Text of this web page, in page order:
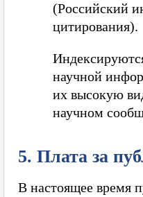
(Российский
цитирования).
научной
их высокую
научном
5. Плата за
В настоящее время